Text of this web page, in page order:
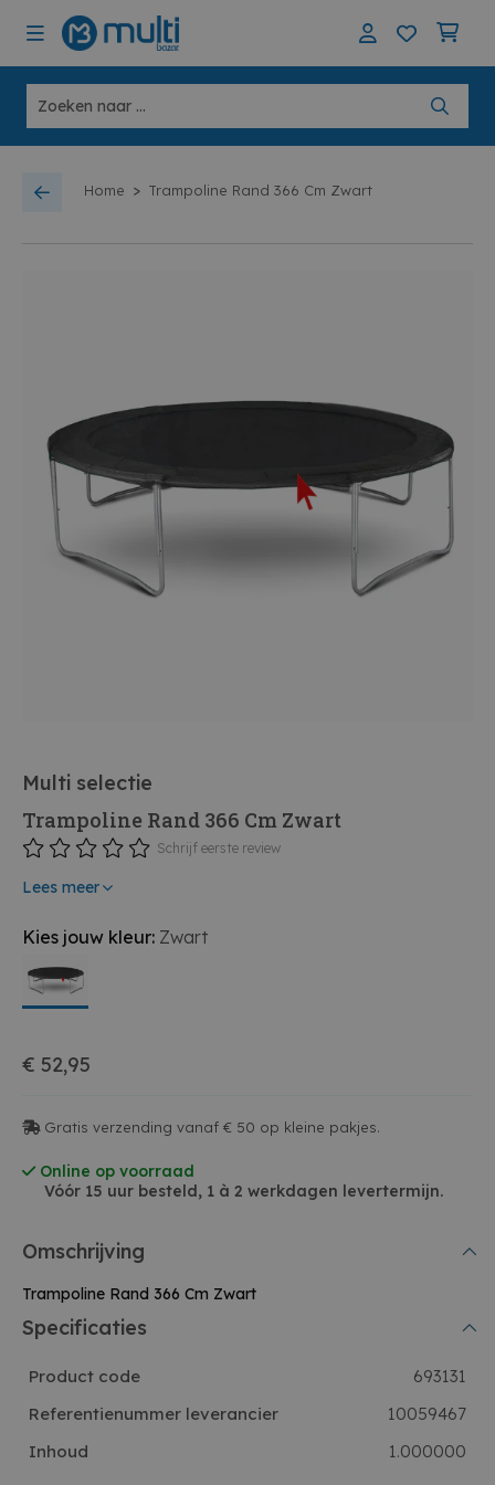
Home > Trampoline Rand 366 Cm Zwart
Multi selectie
Trampoline Rand 366 Cm Zwart
Schrijf eerste review
Lees meer
Kies jouw kleur: Zwart
€ 52,95
Gratis verzending vanaf € 50 op kleine pakjes.
Online op voorraad
Vóór 15 uur besteld, 1 à 2 werkdagen levertermijn.
Omschrijving
Trampoline Rand 366 Cm Zwart
Specificaties
Product code
693131
Referentienummer leverancier
10059467
Inhoud
1.000000